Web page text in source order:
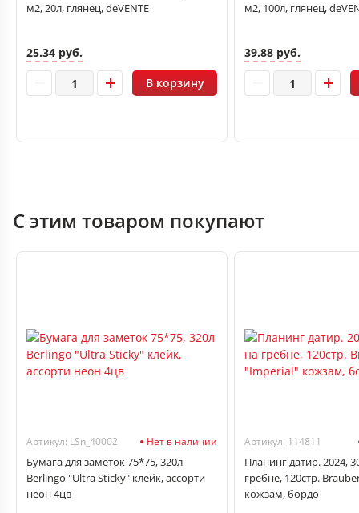
м2, 20л, глянец, deVENTE
25.34 руб.
В корзину
м2, 100л, глянец,
39.88 руб.
С этим товаром покупают
Артикул: LSn_40002 Нет в наличии
Бумага для заметок 75*75, 320л
Berlingo "Ultra Sticky" клейк, ассорти
неон 4цв
Артикул: 114811
Планинг датир. 2024,
гребне, 120стр.
кожзам, бордо